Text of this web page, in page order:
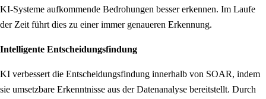
KI-Systeme aufkommende Bedrohungen besser erkennen. Im Laufe
der Zeit führt dies zu einer immer genaueren Erkennung.
Intelligente Entscheidungsfindung
KI verbessert die Entscheidungsfindung innerhalb von SOAR, indem
sie umsetzbare Erkenntnisse aus der Datenanalyse bereitstellt. Durch